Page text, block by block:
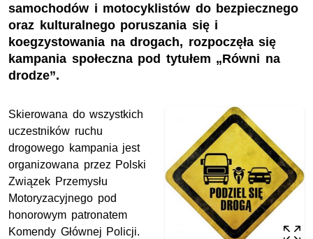
samochodów i motocyklistów do bezpiecznego
oraz kulturalnego poruszania się i
koegzystowania na drogach, rozpoczęła się
kampania społeczna pod tytułem „Równi na
drodze”.
Skierowana do wszystkich
uczestników ruchu
drogowego kampania jest
organizowana przez Polski
Związek Przemysłu
Motoryzacyjnego pod
honorowym patronatem
Komendy Głównej Policji.